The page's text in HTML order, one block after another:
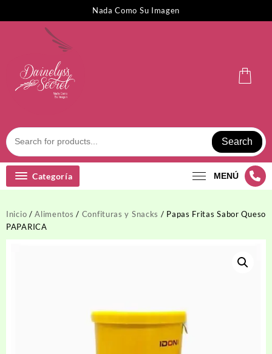
Nada Como Su Imagen
Search
Categoría MENÚ
Inicio /Alimentos / Confituras y Snacks / Papas Fritas Sabor Queso
PAPARICA